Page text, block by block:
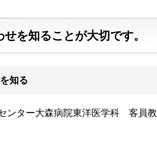
を知ることが大切です。
知る
ンター大森病院東洋医学科 客員